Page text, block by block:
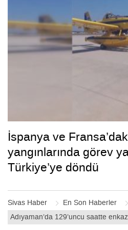
Sivas Haber
En Son Haberler
Adıyaman’da 129’uncu saatte
İspanya ve
yangınlarında görev
Türkiye’ye döndü